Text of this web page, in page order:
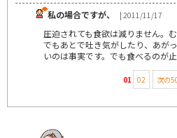
私の場合ですが、
| 2011/11/17
圧迫されても食欲は減りません。
でもあとで吐き気がしたり、あが
いのは事実です。でも食べるのが
01 02 次の